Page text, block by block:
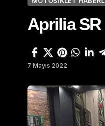
Aprilia SR
7 Mayıs 2022